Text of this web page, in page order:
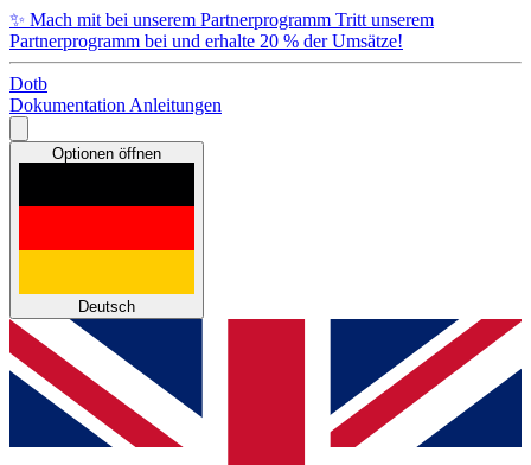
✨ Mach mit bei unserem Partnerprogramm Tritt unserem
Partnerprogramm bei und erhalte 20 % der Umsätze!
Dotb
Dokumentation Anleitungen
Optionen öffnen
Deutsch